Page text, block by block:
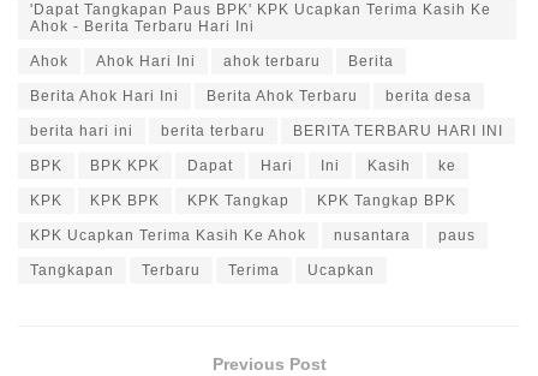
'Dapat Tangkapan Paus BPK' KPK Ucapkan Terima Kasih Ke
Ahok - Berita Terbaru Hari Ini
Ahok Ahok Hari Ini ahok terbaru Berita
Berita Ahok Hari Ini Berita Ahok Terbaru berita desa
berita hari ini berita terbaru BERITA TERBARU HARI INI
BPK BPK KPK Dapat Hari Ini Kasih ke
KPK KPK BPK KPK Tangkap KPK Tangkap BPK
KPK Ucapkan Terima Kasih Ke Ahok nusantara paus
Tangkapan Terbaru Terima Ucapkan
Previous Post